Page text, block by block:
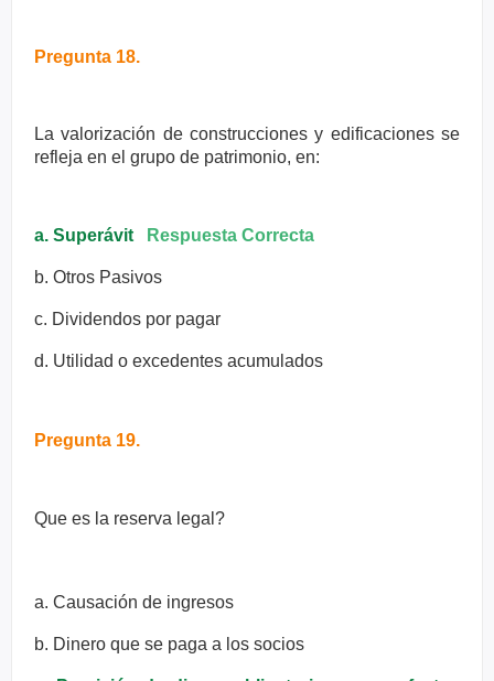
Pregunta 18.
La valorización de construcciones y edificaciones se
refleja en el grupo de patrimonio, en:
a. Superávit Respuesta Correcta
b. Otros Pasivos
c. Dividendos por pagar
d. Utilidad o excedentes acumulados
Pregunta 19.
Que es la reserva legal?
a. Causación de ingresos
b. Dinero que se paga a los socios